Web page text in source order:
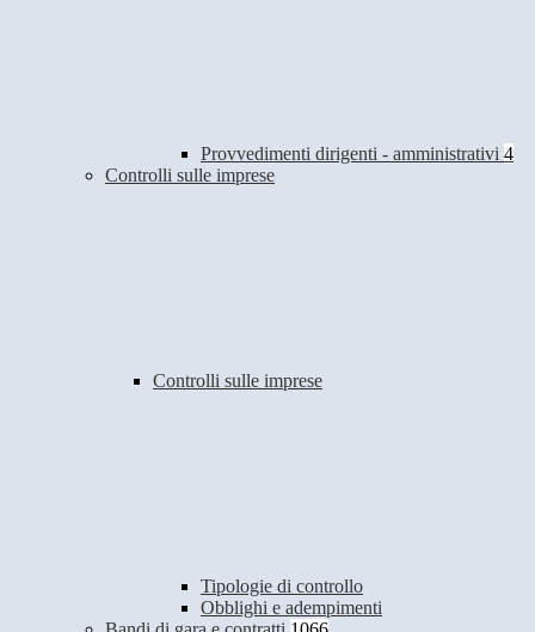
Provvedimenti dirigenti - amministrativi 4
Controlli sulle imprese
Controlli sulle imprese
Tipologie di controllo
Obblighi e adempimenti